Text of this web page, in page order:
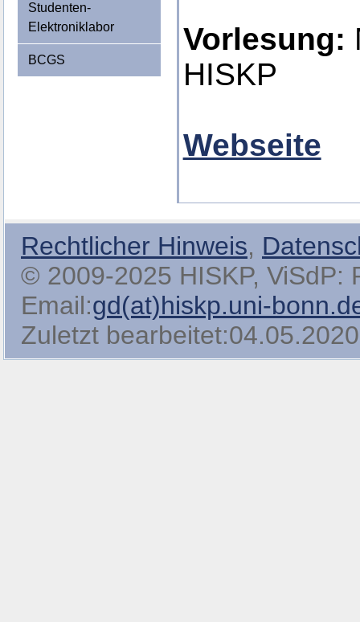
Studenten-
Elektroniklabor
BCGS
Vorlesung:
HISKP
Webseite
Rechtlicher Hinweis,
© 2009-2025 HISKP, ViSdP:
Email:gd(at)hiskp.uni-
Zuletzt